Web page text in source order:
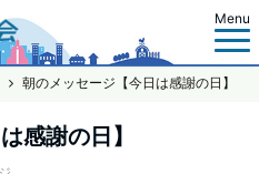
Menu
朝のメッセージ【今日は感謝の日】
感謝の日】